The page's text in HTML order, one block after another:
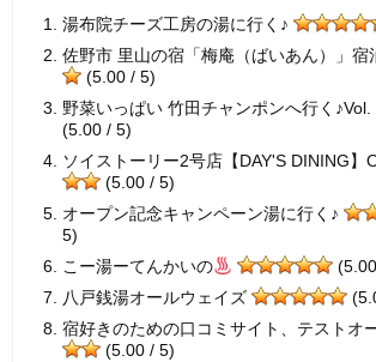
湯布院チーズ工房の湯に行く♪
佐野市 里山の宿「梅庵（ばいあん）」宿
(5.00 / 5)
野菜いっぱい 竹田チャンポンへ行く
(5.00 / 5)
ソイストーリー2号店【DAY'S DINING】
(5.00 / 5)
オープン記念キャンペーン湯に行く♪
5)
こー湯ーてんかいの
八戸銭湯オールウェイズ
宿好きのための口コミサイト、テストオ
(5.00 / 5)